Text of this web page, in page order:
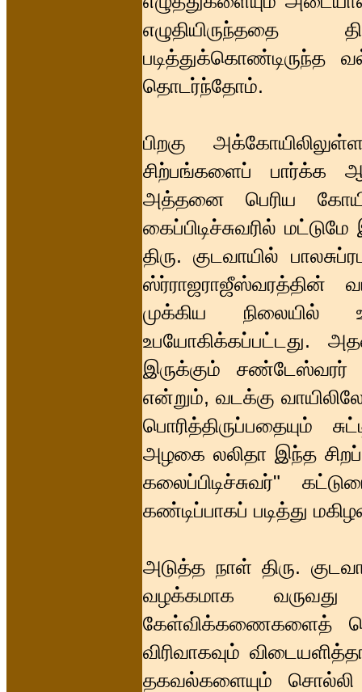
எழுதியிருந்ததை
படித்துக்கொண்டிருந்த
தொடர்ந்தோம்.
பிறகு
சிற்பங்களைப் பார்க்க
அத்தனை பெரிய
கைப்பிடிச்சுவரில்
திரு. குடவாயில்
ஸ்ர்ராஜராஜீஸ்வரத்தின்
முக்கிய நிலையில்
உபயோகிக்கப்பட்டது.
இருக்கும் சண்டேஸ்வரர்
என்றும், வடக்கு
பொரித்திருப்பதையும்
அழகை லலிதா இந்த
கலைப்பிடிச்சுவர்"
கண்டிப்பாகப் படித்து
அடுத்த நாள் திரு.
வழக்கமாக
கேள்விக்கணைகளைத்
விரிவாகவும்
தகவல்களையும் சொல்லி